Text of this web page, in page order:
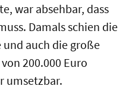
war absehbar, dass
Damals schien die
auch die große
200.000 Euro
umsetzbar.